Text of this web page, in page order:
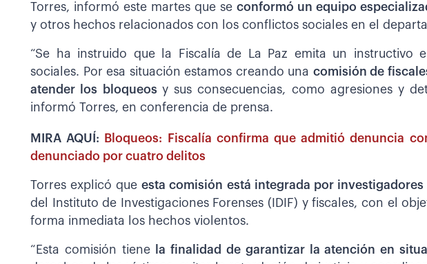
Torres, informó este martes que se conformó un equipo
y otros hechos relacionados con los conflictos sociales en el
“Se ha instruido que la Fiscalía de La Paz emita un instructivo
sociales. Por esa situación estamos creando una comisión de
atender los bloqueos y sus consecuencias, como agresiones y
informó Torres, en conferencia de prensa.
MIRA AQUÍ:
Bloqueos: Fiscalía confirma que admitió denuncia
denunciado por cuatro delitos
Torres explicó queesta comisión está integrada por
del Instituto de Investigaciones Forenses (IDIF) y fiscales, con el
forma inmediata los hechos violentos.
“Esta comisión tiene la finalidad de garantizar la atención en